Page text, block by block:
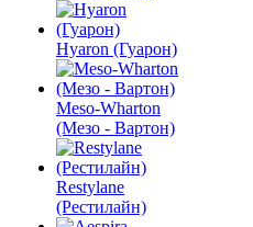
Hyaron (Гуарон)
Meso-Wharton
(Мезо - Вартон)
Restylane
(Рестилайн)